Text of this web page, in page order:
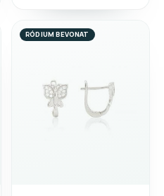
RÓDIUM BEVONAT